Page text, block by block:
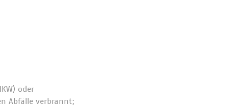
oder
Abfälle verbrannt;